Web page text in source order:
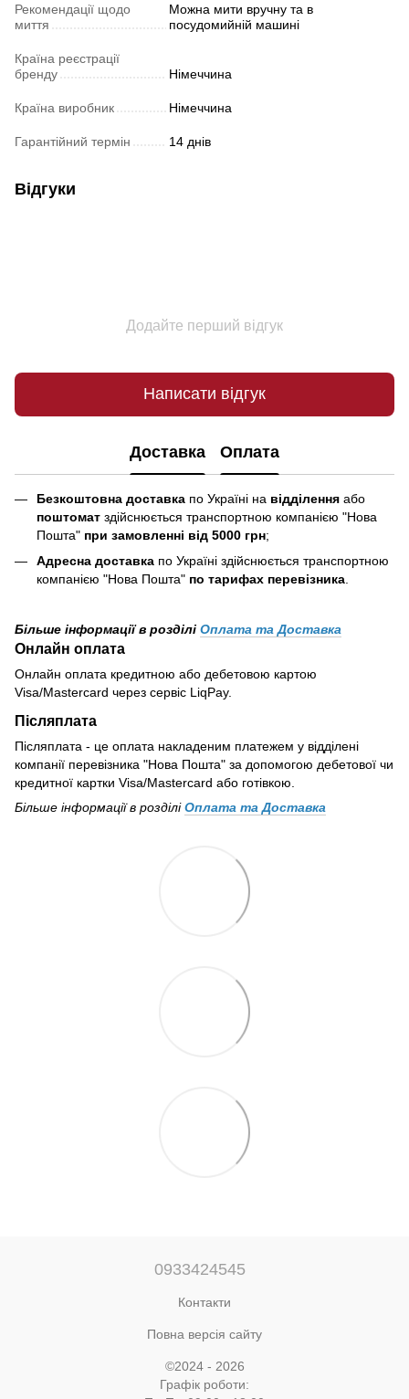
Рекомендації щодо
миття
Можна мити вручну та в
посудомийній машині
Країна реєстрації
бренду
Німеччина
Країна виробник Німеччина
Гарантійний термін 14 днів
Відгуки
Додайте перший відгук
Написати відгук
Доставка Оплата
Безкоштовна доставка по Україні на відділення або
поштомат здійснюється транспортною компанією "Нова
Пошта" при замовленні від 5000 грн;
Адресна доставка по Україні здійснюється транспортною
компанією "Нова Пошта" по тарифах перевізника
Більше інформації в розділі Оплата та Доставка
Онлайн оплата
Онлайн оплата кредитною або дебетовою картою
Visa/Mastercard через сервіс LiqPay.
Післяплата
Післяплата - це оплата накладеним платежем у відділені
компанії перевізника "Нова Пошта" за допомогою дебетової чи
кредитної картки Visa/Mastercard або готівкою.
Більше інформації в розділіОплата та Доставка
0933424545
Контакти
Повна версія сайту
©2024 - 2026
Графік роботи: